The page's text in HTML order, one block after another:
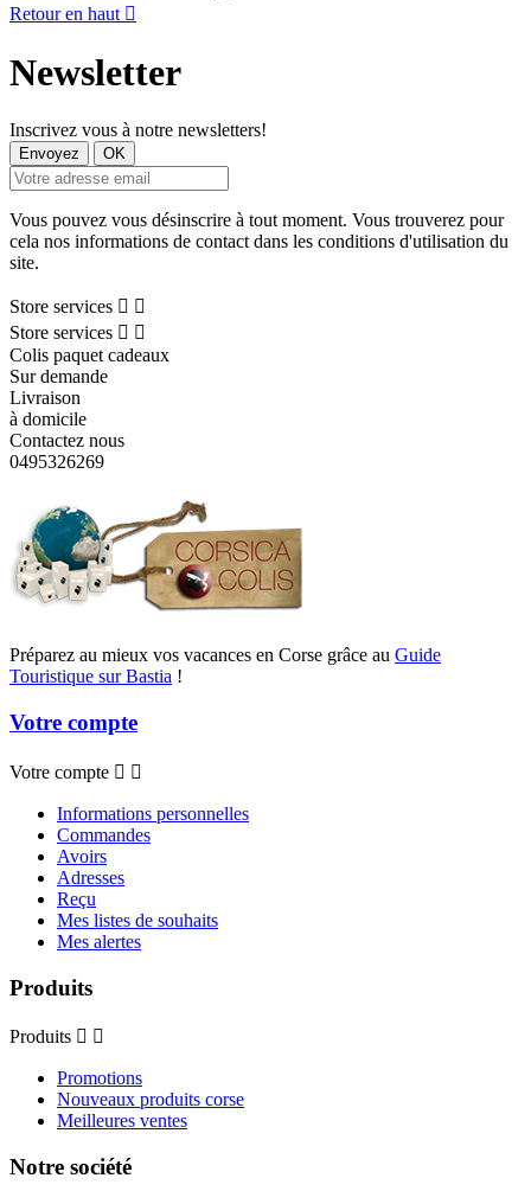
Retour en haut 
Newsletter
Inscrivez vous à notre newsletters!
Vous pouvez vous désinscrire à tout moment. Vous trouverez pour
cela nos informations de contact dans les conditions d'utilisation du
site.
Store services  
Store services  
Colis paquet cadeaux
Sur demande
Livraison
à domicile
Contactez nous
0495326269
Préparez au mieux vos vacances en Corse grâce au Guide
Touristique sur Bastia !
Votre compte
Votre compte  
Informations personnelles
Commandes
Avoirs
Adresses
Reçu
Mes listes de souhaits
Mes alertes
Produits
Produits  
Promotions
Nouveaux produits corse
Meilleures ventes
Notre société